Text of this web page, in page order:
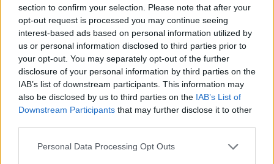
section to confirm your selection. Please note that after your
opt-out request is processed you may continue seeing
interest-based ads based on personal information utilized by
us or personal information disclosed to third parties prior to
your opt-out. You may separately opt-out of the further
disclosure of your personal information by third parties on the
IAB’s list of downstream participants. This information may
also be disclosed by us to third parties on the IAB’s List of
Downstream Participants that may further disclose it to other
Personal Data Processing Opt Outs
Ginkor Fort
15/09/2012 | Femme | 43
ginkgo biloba / troxérutine / heptaminol
Pas dans la liste
Efficacité
Quantité effets secondaires
chute dans un escalier : dès le lendemain cela a été